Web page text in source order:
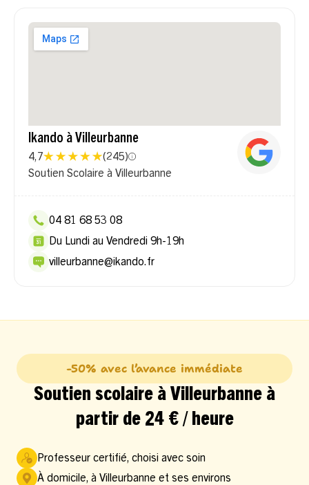
Ikando à Villeurbanne
4,7 (245)
Soutien Scolaire à Villeurbanne
04 81 68 53 08
Du Lundi au Vendredi 9h-19h
villeurbanne@ikando.fr
-50% avec l’avance immédiate
Soutien scolaire à Villeurbanne à
partir de 24 € / heure
Professeur certifié, choisi avec soin
À domicile, à Villeurbanne et ses environs